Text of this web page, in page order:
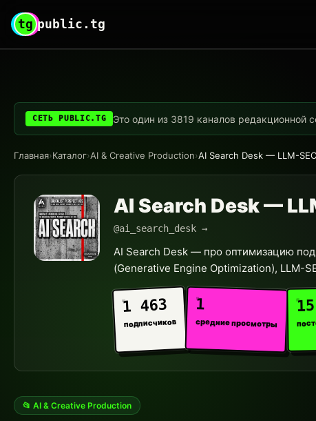
tg public.tg
СЕТЬ PUBLIC.TG Это один из 3819 каналов редакционной
Главная›Каталог›AI & Creative Production›AI Search Desk — LLM-
AI Search Desk —
@ai_search_desk →
AI Search Desk — про оптимизацию
(Generative Engine Optimization), LLM-
1 463
подписчиков
1
средние просмотры
📂 AI & Creative Production